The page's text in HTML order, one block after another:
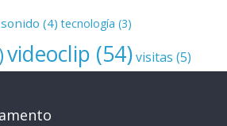
sonido (4) tecnología (3)
videoclip (54) visitas (5)